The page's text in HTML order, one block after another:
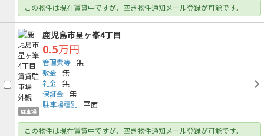
この物件は現在賃貸中ですが、空き物件通知メール登録が可能です。
駐車場
鹿児島市星ヶ峯4丁目
0.5万円
管理費等 無
敷金
無
礼金
無
保証金
無
駐車場種別
平面
この物件は現在賃貸中ですが、空き物件通知メール登録が可能です。